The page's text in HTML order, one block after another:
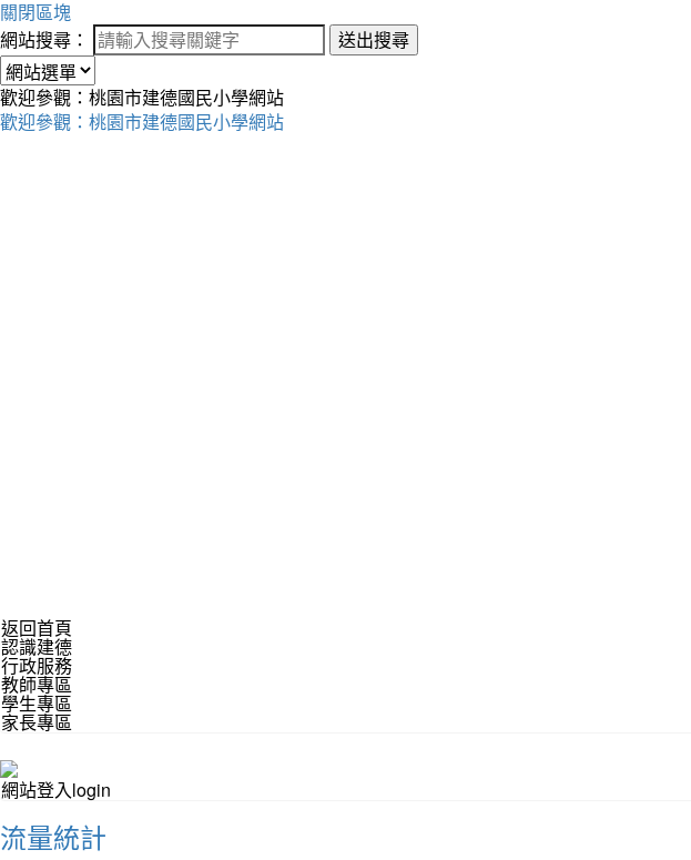
關閉區塊
網站搜尋：
送出搜尋
歡迎參觀：桃園市建德國民小學網站
歡迎參觀：桃園市建德國民小學網站
返回首頁
認識建德
行政服務
教師專區
學生專區
家長專區
網站登入login
流量統計